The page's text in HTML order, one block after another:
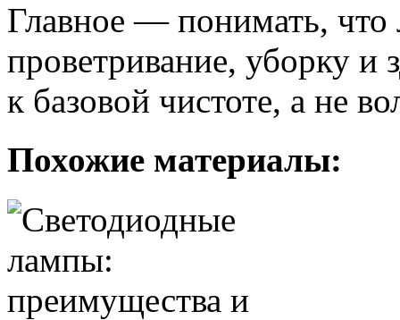
Главное — понимать, что
проветривание, уборку
к базовой чистоте, а не
Похожие материалы: